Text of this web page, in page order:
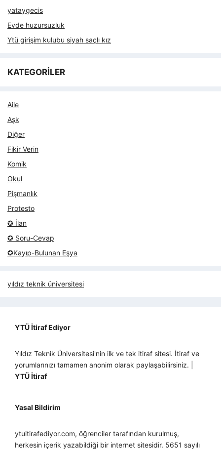
yataygecis
Evde huzursuzluk
Ytü girişim kulubu siyah saçlı kız
KATEGORİLER
Aile
Aşk
Diğer
Fikir Verin
Komik
Okul
Pişmanlık
Protesto
✪ İlan
✪ Soru-Cevap
✪Kayıp-Bulunan Eşya
yıldız teknik üniversitesi
YTÜ İtiraf Ediyor
Yıldız Teknik Üniversitesi'nin ilk ve tek itiraf sitesi. İtiraf ve
yorumlarınızı tamamen anonim olarak paylaşabilirsiniz. |
YTÜ İtiraf
Yasal Bildirim
ytuitirafediyor.com, öğrenciler tarafından kurulmuş,
herkesin içerik yazabildiği bir internet sitesidir. 5651 sayılı